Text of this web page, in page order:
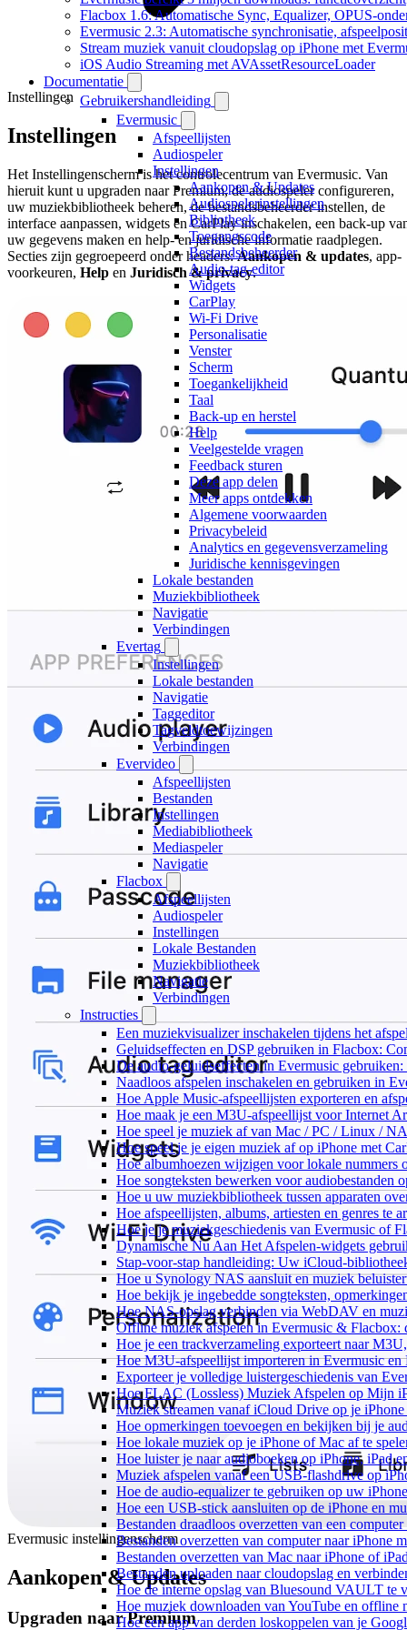
Flacbox 1.6: Automatische Sync, Equalizer, OPUS-
Evermusic 2.3: Automatische synchronisatie,
Stream muziek vanuit cloudopslag op iPhone met
iOS Audio Streaming met AVAssetResourceLoader
Documentatie
Gebruikershandleiding
Evermusic
Afspeellijsten
Audiospeler
Instellingen
Aankopen & Updates
Audiospelerinstellingen
Bibliotheek
Toegangscode
Bestandsbeheerder
Audio-tag-editor
Widgets
CarPlay
Wi-Fi Drive
Personalisatie
Venster
Scherm
Toegankelijkheid
Taal
Back-up en herstel
Help
Veelgestelde vragen
Feedback sturen
Deze app delen
Meer apps ontdekken
Algemene voorwaarden
Privacybeleid
Analytics en gegevensverzameling
Juridische kennisgevingen
Lokale bestanden
Muziekbibliotheek
Navigatie
Verbindingen
Evertag
Instellingen
Lokale bestanden
Navigatie
Taggeditor
Tagveldtoewijzingen
Verbindingen
Evervideo
Afspeellijsten
Bestanden
Instellingen
Mediabibliotheek
Mediaspeler
Navigatie
Flacbox
Afspeellijsten
Audiospeler
Instellingen
Lokale Bestanden
Muziekbibliotheek
Navigatie
Verbindingen
Instructies
Een muziekvisualizer inschakelen tijdens het
Geluidseffecten en DSP gebruiken in Flacbox:
De audio-geluidseffecten in Evermusic
Naadloos afspelen inschakelen en gebruiken in
Hoe Apple Music-afspeellijsten exporteren en
Hoe maak je een M3U-afspeellijst voor Internet
Hoe speel je muziek af van Mac / PC / Linux /
Hoe speel je je eigen muziek af op iPhone met
Hoe albumhoezen wijzigen voor lokale nummers
Hoe songteksten bewerken voor audiobestanden
Hoe u uw muziekbibliotheek tussen apparaten
Hoe afspeellijsten, albums, artiesten en genres te
Hoe je je muziekgeschiedenis van Evermusic of
Dynamische Nu Aan Het Afspelen-widgets
Stap-voor-stap handleiding: Uw iCloud-
Hoe u Synology NAS aansluit en muziek
Hoe bekijk je ingebedde songteksten,
Hoe NAS-opslag verbinden via WebDAV en
Offline muziek afspelen in Evermusic & Flacbox:
Hoe je een trackverzameling exporteert naar
Hoe M3U-afspeellijst importeren in Evermusic en
Exporteer je volledige luistergeschiedenis van
Hoe FLAC (Lossless) Muziek Afspelen op Mijn
Muziek streamen vanaf iCloud Drive op je
Hoe opmerkingen toevoegen en bekijken bij je
Hoe lokale muziek op je iPhone of Mac af te
Hoe luister je naar audioboeken op iPhone, iPad
Muziek afspelen vanaf een USB-flashdrive op
Hoe de audio-equalizer te gebruiken op uw
Hoe een USB-stick aansluiten op de iPhone en
Bestanden draadloos overzetten van een
Bestanden overzetten van computer naar iPhone
Bestanden overzetten van Mac naar iPhone of
Bestanden uploaden naar cloudopslag en
Hoe de interne opslag van Bluesound VAULT te
Hoe muziek downloaden van YouTube en offline
Hoe een app van derden loskoppelen van je
Instellingen
Instellingen
Het Instellingenscherm is het controlecentrum van Evermusic. Van
hieruit kunt u upgraden naar Premium, de audiospeler configureren,
uw muziekbibliotheek beheren, de bestandsbeheerder instellen, de
interface aanpassen, widgets en CarPlay inschakelen, een back-up
uw gegevens maken en help- en juridische informatie raadplegen.
Secties zijn gegroepeerd onder headers:Aankopen & updates, app-
voorkeuren, Help en Juridisch & privacy.
Evermusic instellingenscherm
Aankopen & Updates
Upgraden naar Premium